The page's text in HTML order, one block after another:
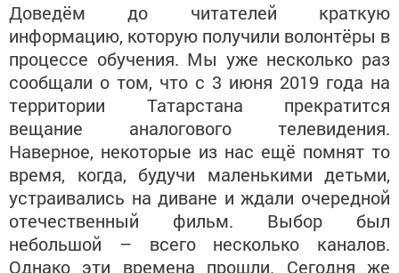
Доведём до читателей краткую
информацию, которую получили волонтёры в
процессе обучения. Мы уже несколько раз
сообщали о том, что с 3 июня 2019 года на
территории Татарстана прекратится
вещание аналогового телевидения.
Наверное, некоторые из нас ещё помнят то
время, когда, будучи маленькими детьми,
устраивались на диване и ждали очередной
отечественный фильм. Выбор был
небольшой – всего несколько каналов.
Однако эти времена прошли. Сегодня же